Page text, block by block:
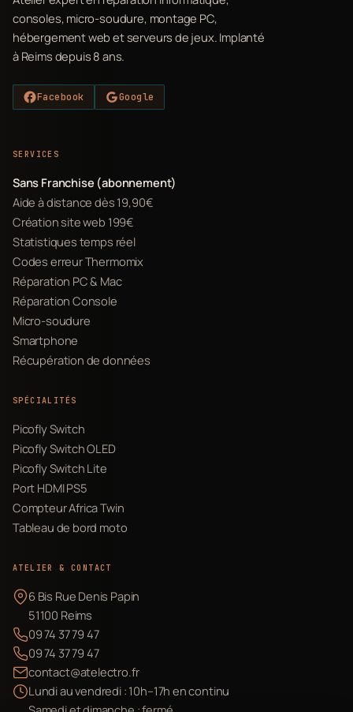
consoles, micro-soudure, montage PC,
hébergement web et serveurs de jeux. Implanté
à Reims depuis 8 ans.
Facebook Google
SERVICES
Sans Franchise (abonnement)
Aide à distance dès 19,90€
Création site web 199€
Statistiques temps réel
Codes erreur Thermomix
Réparation PC & Mac
Réparation Console
Micro-soudure
Smartphone
Récupération de données
SPÉCIALITÉS
Picofly Switch
Picofly Switch OLED
Picofly Switch Lite
Port HDMI PS5
Compteur Africa Twin
Tableau de bord moto
ATELIER & CONTACT
6 Bis Rue Denis Papin
51100 Reims
09 74 37 79 47
09 74 37 79 47
contact@atelectro.fr
Lundi au vendredi : 10h–17h en continu